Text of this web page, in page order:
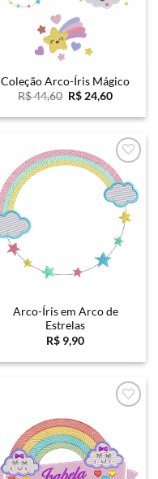
Coleção Arco-Íris Mágico
R$44,60 O
original
R$ 24,60O
atual
R$
Favoritar
Arco-Íris em Arco de
Estrelas
R$ 9,90